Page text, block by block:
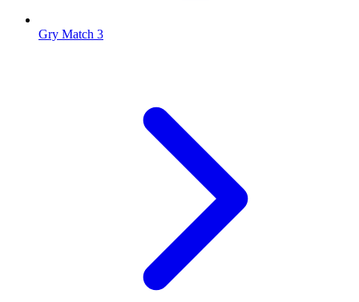
Gry Match 3